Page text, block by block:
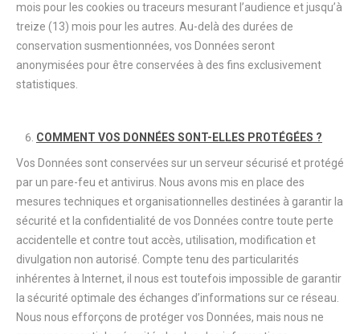
mois pour les cookies ou traceurs mesurant l’audience et jusqu’à
treize (13) mois pour les autres. Au-delà des durées de
conservation susmentionnées, vos Données seront
anonymisées pour être conservées à des fins exclusivement
statistiques.
COMMENT VOS DONNÉES SONT-ELLES PROTÉGÉES ?
Vos Données sont conservées sur un serveur sécurisé et protégé
par un pare-feu et antivirus. Nous avons mis en place des
mesures techniques et organisationnelles destinées à garantir la
sécurité et la confidentialité de vos Données contre toute perte
accidentelle et contre tout accès, utilisation, modification et
divulgation non autorisé. Compte tenu des particularités
inhérentes à Internet, il nous est toutefois impossible de garantir
la sécurité optimale des échanges d’informations sur ce réseau.
Nous nous efforçons de protéger vos Données, mais nous ne